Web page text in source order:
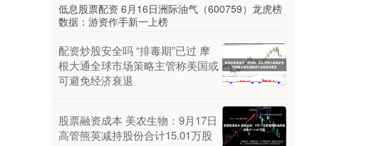
低息股票配资 6月16日洲际油气（600759）龙虎榜
数据：游资作手新一上榜
配资炒股安全吗 “排毒期”已过 摩
根大通全球市场策略主管称美国或
可避免经济衰退
股票融资成本 美农生物：9月17日
高管熊英减持股份合计15.01万股